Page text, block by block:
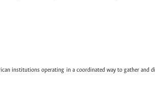
institutions operating in a coordinated way to gather